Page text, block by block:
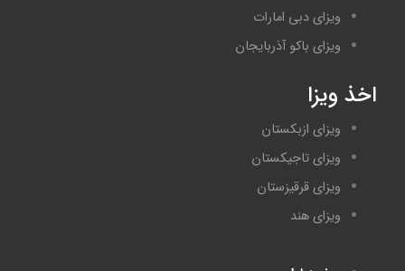
ویزای دبی امارات
ویزای باکو آذربایجان
اخذ ویزا
ویزای ازبکستان
ویزای تاجیکستان
ویزای قرقیزستان
ویزای هند